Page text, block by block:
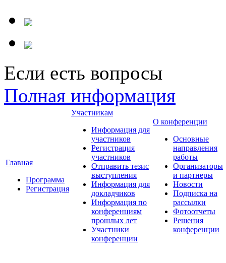
Если есть вопросы
Полная информация
Главная
Программа
Регистрация
Участникам
Информация для
участников
Регистрация
участников
Отправить тезис
выступления
Информация для
докладчиков
Информация по
конференциям
прошлых лет
Участники
конференции
О конференции
Основные
направления
работы
Организаторы
и партнеры
Новости
Подписка на
рассылки
Фотоотчеты
Решения
конференции